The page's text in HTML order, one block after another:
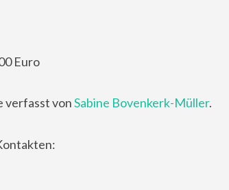
Euro
verfasst vonSabine Bovenkerk-Müller.